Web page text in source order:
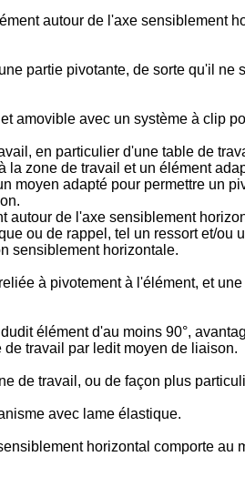
autour de l'axe sensiblement
partie pivotante, de sorte qu'il ne
amovible avec un système à clip
en particulier d'une table de
zone de travail et un élément
moyen adapté pour permettre un
autour de l'axe sensiblement
ou de rappel, tel un ressort et/ou
sensiblement horizontale.
à pivotement à l'élément, et
élément d'au moins 90°,
travail par ledit moyen de liaison.
de travail, ou de façon plus
avec lame élastique.
horizontal comporte au